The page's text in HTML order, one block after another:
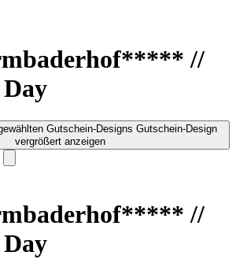
//
Gutschein-Design
vergrößert anzeigen
//